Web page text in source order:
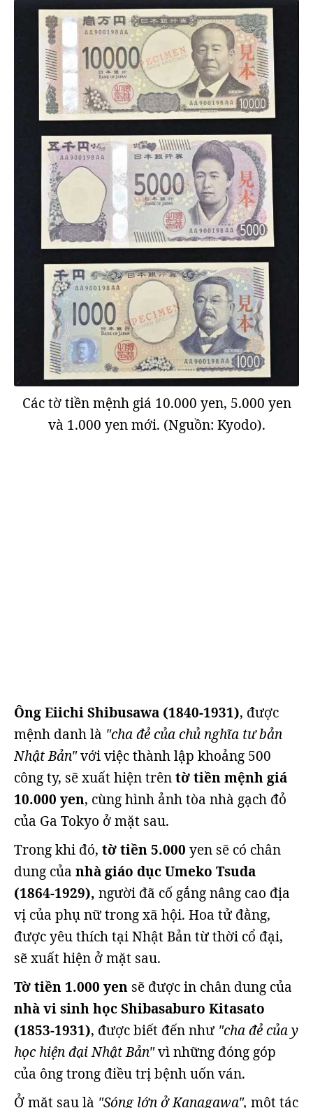
Các tờ tiền mệnh giá 10.000 yen, 5.000 yen
và 1.000 yen mới. (Nguồn: Kyodo).
Ông Eiichi Shibusawa (1840-1931), được
mệnh danh là "cha đẻ của chủ nghĩa tư bản
Nhật Bản"với việc thành lập khoảng 500
công ty, sẽ xuất hiện trêntờ tiền mệnh giá
10.000 yen, cùng hình ảnh tòa nhà gạch đỏ
của Ga Tokyo ở mặt sau.
Trong khi đó, tờ tiền 5.000 yen sẽ có chân
dung của nhà giáo dục Umeko Tsuda
(1864-1929), người đã cố gắng nâng cao địa
vị của phụ nữ trong xã hội. Hoa tử đằng,
được yêu thích tại Nhật Bản từ thời cổ đại,
sẽ xuất hiện ở mặt sau.
Tờ tiền 1.000 yen sẽ được in chân dung của
nhà vi sinh học Shibasaburo Kitasato
(1853-1931), được biết đến như "cha đẻ của y
học hiện đại Nhật Bản"vì những đóng góp
của ông trong điều trị bệnh uốn ván.
Ở mặt sau là "Sóng lớn ở Kanagawa", một tác